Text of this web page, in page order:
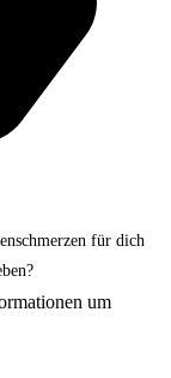
für dich
um